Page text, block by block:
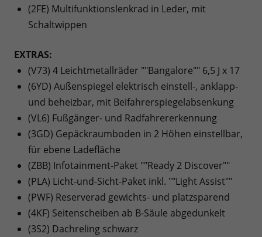
(2FE) Multifunktionslenkrad in Leder, mit
Schaltwippen
EXTRAS:
(V73) 4 Leichtmetallräder ""Bangalore"" 6,5 J x 17
(6YD) Außenspiegel elektrisch einstell-, anklapp-
und beheizbar, mit Beifahrerspiegelabsenkung
(VL6) Fußgänger- und Radfahrererkennung
(3GD) Gepäckraumboden in 2 Höhen einstellbar,
für ebene Ladefläche
(ZBB) Infotainment-Paket ""Ready 2 Discover""
(PLA) Licht-und-Sicht-Paket inkl. ""Light Assist""
(PWF) Reserverad gewichts- und platzsparend
(4KF) Seitenscheiben ab B-Säule abgedunkelt
(3S2) Dachreling schwarz